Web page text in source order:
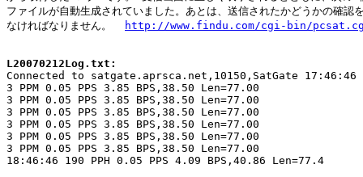
ファイルが自動生成されていました。あとは、送信されたかどうかの確認
なければなりません。
http://www.findu.com/cgi-bin/
L20070212Log.txt:
Connected to satgate.aprsca.net,10150,SatGate 17:46:46
3 PPM 0.05 PPS 3.85 BPS,38.50 Len=77.00
3 PPM 0.05 PPS 3.85 BPS,38.50 Len=77.00
3 PPM 0.05 PPS 3.85 BPS,38.50 Len=77.00
3 PPM 0.05 PPS 3.85 BPS,38.50 Len=77.00
3 PPM 0.05 PPS 3.85 BPS,38.50 Len=77.00
3 PPM 0.05 PPS 3.85 BPS,38.50 Len=77.00
18:46:46 190 PPH 0.05 PPS 4.09 BPS,40.86 Len=77.4